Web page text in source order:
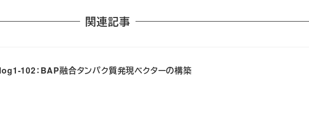
関連記事
102：BAP融合タンパク質発現ベクターの構築